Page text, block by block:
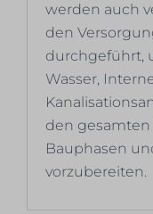
werden auch
den
durchgeführt,
Wasser,
den gesamten
Bauphasen
vorzubereiten.